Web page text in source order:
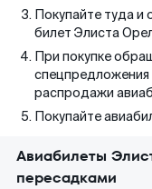
Покупайте туда и
билет Элиста
При покупке
спецпредложения
распродажи
Покупайте
Авиабилеты
пересадками